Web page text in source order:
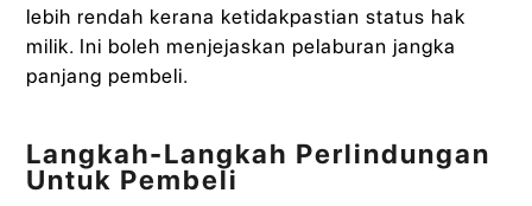
lebih rendah kerana ketidakpastian status hak
milik. Ini boleh menjejaskan pelaburan jangka
panjang pembeli.
Langkah-Langkah Perlindungan
Untuk Pembeli